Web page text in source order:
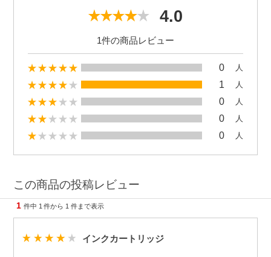
4.0
1件の商品レビュー
0 人
1 人
0 人
0 人
0 人
この商品の投稿レビュー
1 件中 1 件から 1 件まで表示
インクカートリッジ